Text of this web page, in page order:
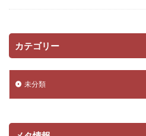
カテゴリー
未分類